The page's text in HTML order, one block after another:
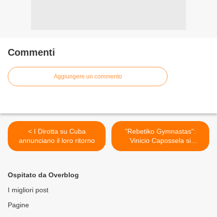
Commenti
Aggiungere un commento
< I Dirotta su Cuba
annunciano il loro ritorno
"Rebetiko Gymnastas":
Vinicio Capossela si
cimenta col greco >
Ospitato da Overblog
I migliori post
Pagine